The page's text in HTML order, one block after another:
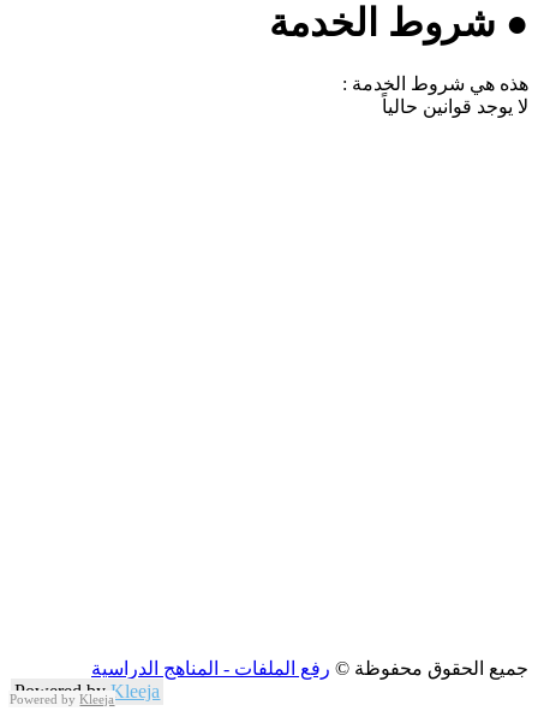
Powered byKleeja
● شروط الخدمة
هذه هي شروط الخدمة :
لا يوجد قوانين حالياً
جميع الحقوق محفوظة © رفع الملفات - المناهج الدراسية
Powered byKleeja